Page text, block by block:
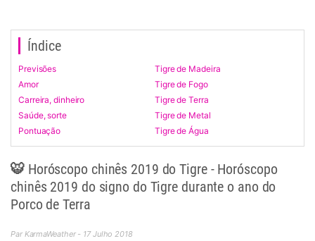
Índice
Previsões
Tigre de Madeira
Amor
Tigre de Fogo
Carreira, dinheiro
Tigre de Terra
Saúde, sorte
Tigre de Metal
Pontuação
Tigre de Água
🐯 Horóscopo chinês 2019 do Tigre - Horóscopo
chinês 2019 do signo do Tigre durante o ano do
Porco de Terra
Par KarmaWeather - 17 Julho 2018